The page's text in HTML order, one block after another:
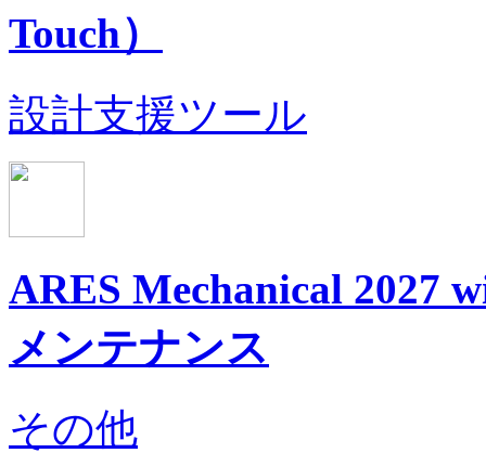
Touch）
設計支援ツール
ARES Mechanical 2027
メンテナンス
その他